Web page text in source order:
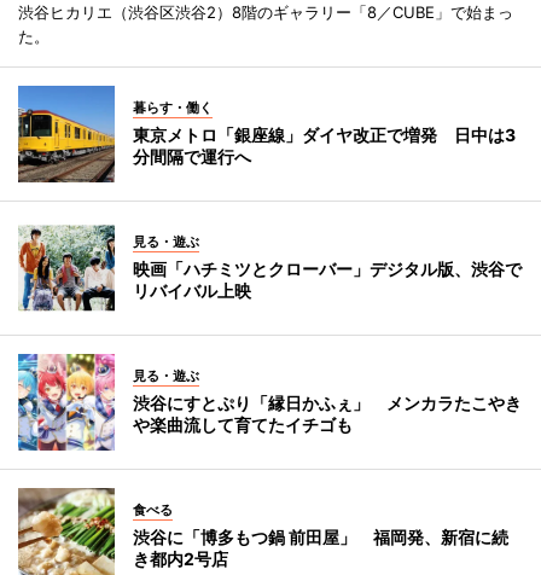
渋谷ヒカリエ（渋谷区渋谷2）8階のギャラリー「8／CUBE」で始まっ
た。
暮らす・働く
東京メトロ「銀座線」ダイヤ改正で増発 日中は3
分間隔で運行へ
見る・遊ぶ
映画「ハチミツとクローバー」デジタル版、渋谷で
リバイバル上映
見る・遊ぶ
渋谷にすとぷり「縁日かふぇ」 メンカラたこやき
や楽曲流して育てたイチゴも
食べる
渋谷に「博多もつ鍋 前田屋」 福岡発、新宿に続
き都内2号店